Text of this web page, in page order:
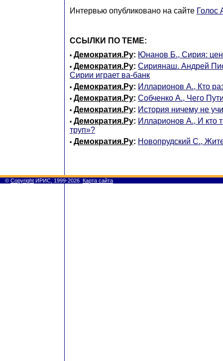
Интервью опубликовано на сайте Голос
ССЫЛКИ ПО ТЕМЕ:
• Демократия.Ру: Юнанов Б., Сирия:
• Демократия.Ру: Сириянаш. Андрей
Сирии играет ва-банк
• Демократия.Ру: Илларионов А., Кто
• Демократия.Ру: Собченко А., Чего
• Демократия.Ру: История ничему не
• Демократия.Ру: Илларионов А., И кто
труп»?
• Демократия.Ру: Новопрудский С.,
© Copyright ИРИС, 1999-2026 Карта сайта